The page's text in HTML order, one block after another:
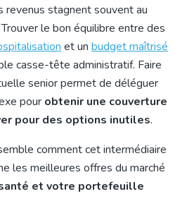
revenus stagnent souvent au
le bon équilibre entre des
et un budget maîtrisé
casse-tête administratif. Faire
senior permet de déléguer
pour obtenir une couverture
pour des options inutiles.
comment cet intermédiaire
les meilleures offres du marché
et votre portefeuille